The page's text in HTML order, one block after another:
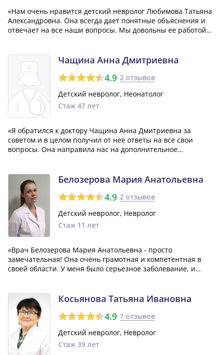
«Нам очень нравится детский невролог Любимова Татьяна
Александровна. Она всегда дает понятные объяснения и
отвечает на все наши вопросы. Мы довольны ее работой и
Чащина Анна Дмитриевна
4.9 2 отзывов
Детский невролог, Неонатолог
Стаж 47 лет
«Я обратился к доктору Чащина Анна Дмитриевна за
советом и в целом получил от нее ответы на все свои
вопросы. Она направила нас на дополнительное
профессионал и обязательно вернусь к ней еще...»
Белозерова Мария Анатольевна
4.9 2 отзывов
Детский невролог, Невролог
Стаж 11 лет
«Врач Белозерова Мария Анатольевна - просто
замечательная! Она очень грамотная и компетентная в
своей области. У меня было серьезное заболевание, и
найти таких врачей - большая удача!»
Косьянова Татьяна Ивановна
4.9 7 отзывов
Детский невролог, Невролог
Стаж 39 лет